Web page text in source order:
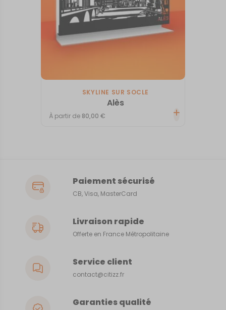
SKYLINE SUR SOCLE
Alès
À partir de 80,00€
Paiement sécurisé
CB, Visa, MasterCard
Livraison rapide
Offerte en France Métropolitaine
Service client
contact@citizz.fr
Garanties qualité